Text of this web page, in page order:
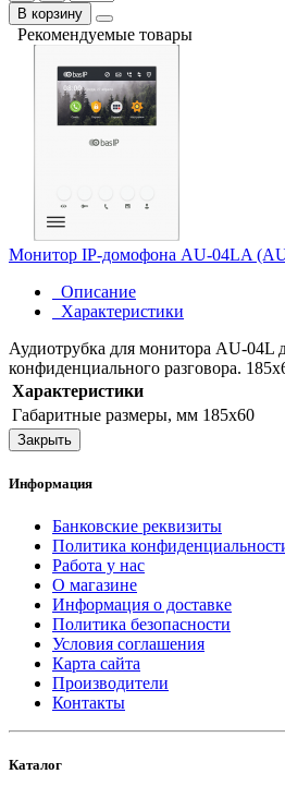
В корзину
Рекомендуемые товары
Монитор IP-домофона AU-04LA
Описание
Характеристики
Аудиотрубка для монитора AU-04L
конфиденциального разговора.
Характеристики
Габаритные размеры, мм 185х60
Закрыть
Информация
Банковские реквизиты
Политика
Работа у нас
О магазине
Информация о доставке
Политика безопасности
Условия соглашения
Карта сайта
Производители
Контакты
Каталог